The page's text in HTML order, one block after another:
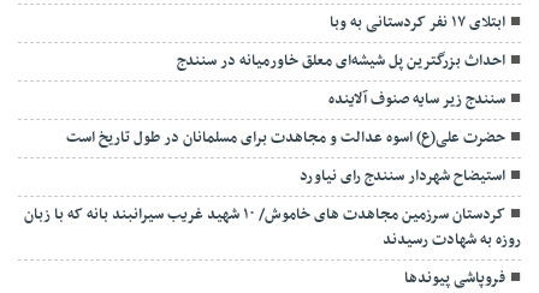
ابتلای ۱۷ نفر کردستانی به وبا
احداث بزرگترین پل شیشه‌ای معلق خاورمیانه در سنندج
سنندج زیر سایه صنوف آلاینده
حضرت علی(ع) اسوه عدالت و مجاهدت برای مسلمانان در طول تاریخ است
استیضاح شهردار سنندج رای نیاورد
کردستان سرزمین مجاهدت های خاموش/ ۱۰ شهید غریب سیرانبند بانه که با زبان
روزه به شهادت رسیدند
فروپاشی پیوندها